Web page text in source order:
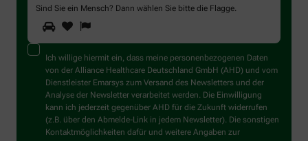
Sind Sie ein Mensch? Dann wählen Sie bitte die Flagge.
Sind
Sie
ein
Mensch?
Dann
wählen
Sie
bitte
die
Flagge.
1 2
Ich willige hiermit ein, dass meine personenbezogenen Daten
von der Alliance Healthcare Deutschland GmbH (AHD) und vom
Dienstleister Emarsys zum Versand des Newsletters und der
Analyse der Newsletter verarbeitet werden. Die Einwilligung
kann ich jederzeit gegenüber AHD für die Zukunft widerrufen
(z.B. über den Abmelde-Link in jedem Newsletter). Die sonstigen
Kontaktmöglichkeiten dafür und weitere Angaben zur